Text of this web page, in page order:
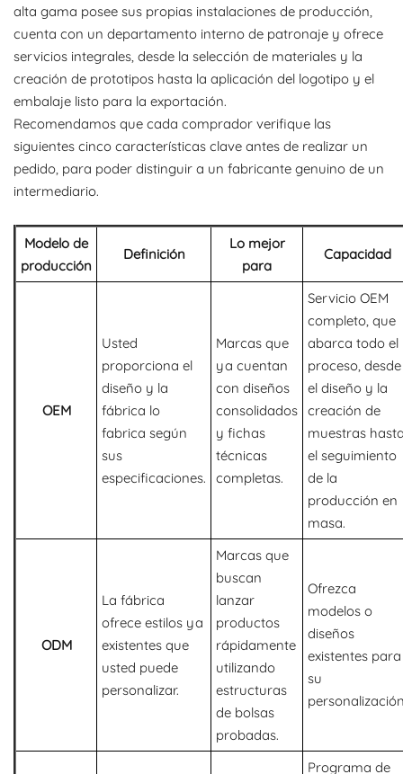
alta gama posee sus propias instalaciones de producción,
cuenta con un departamento interno de patronaje y ofrece
servicios integrales, desde la selección de materiales y la
creación de prototipos hasta la aplicación del logotipo y el
embalaje listo para la exportación.
Recomendamos que cada comprador verifique las
siguientes cinco características clave antes de realizar un
pedido, para poder distinguir a un fabricante genuino de un
intermediario.
Modelo de
producción
Definición
Lo mejor
para
Capacidad
OEM
Usted
proporciona el
diseño y la
fábrica lo
fabrica según
sus
especificaciones.
Marcas que
ya cuentan
con diseños
consolidados
y fichas
técnicas
completas.
Servicio OEM
completo, que
abarca todo el
proceso, desde
el diseño y la
creación de
muestras
el seguimiento
de la
producción en
masa.
ODM
La fábrica
ofrece estilos ya
existentes que
usted puede
personalizar.
Marcas que
buscan
lanzar
productos
rápidamente
utilizando
estructuras
de bolsas
probadas.
Ofrezca
modelos o
diseños
existentes para
su
Programa de